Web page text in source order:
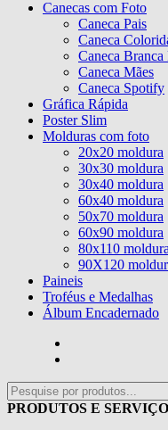
Canecas com Foto
Caneca Pais
Caneca
Caneca Branca
Caneca Mães
Caneca Spotify
Gráfica Rápida
Poster Slim
Molduras com foto
20x20 moldura
30x30 moldura
30x40 moldura
60x40 moldura
50x70 moldura
60x90 moldura
80x110 moldura
90X120
Paineis
Troféus e Medalhas
Álbum Encadernado
PRODUTOS E